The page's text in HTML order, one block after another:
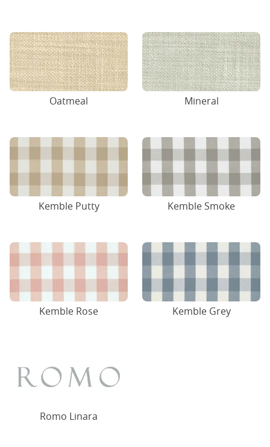
Oatmeal Mineral
Kemble Putty Kemble Smoke
Kemble Rose Kemble Grey
Romo Linara